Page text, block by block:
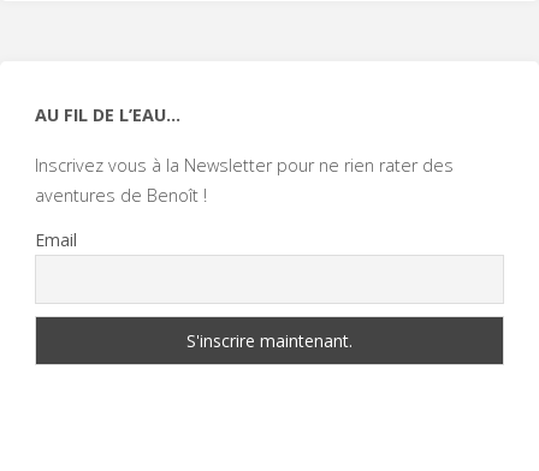
AU FIL DE L’EAU…
Inscrivez vous à la Newsletter pour ne rien rater des
aventures de Benoît !
Email